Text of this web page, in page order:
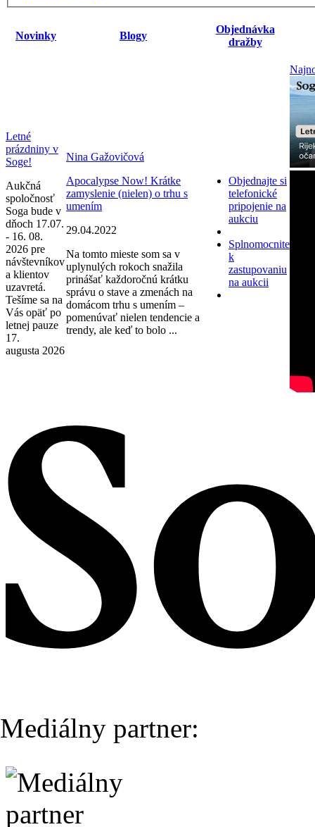
Novinky Blogy
Objednávka
dražby
Letné
prázdniny v
Soge!
Aukčná
spoločnosť
Soga bude v
dňoch 17.07.
- 16. 08.
2026 pre
návštevníkov
a klientov
uzavretá.
Tešíme sa na
Vás opäť po
letnej pauze
17.
augusta 2026
Nina Gažovičová
Apocalypse Now! Krátke
zamyslenie (nielen) o trhu s
umením
29.04.2022
Na tomto mieste som sa v
uplynulých rokoch snažila
prinášať každoročnú krátku
správu o stave a zmenách na
domácom trhu s umením –
pomenúvať nielen tendencie a
trendy, ale keď to bolo ...
Objednajte si
telefonické
pripojenie na
aukciu
Splnomocnite
k
zastupovaniu
na aukcii
Mediálny partner: